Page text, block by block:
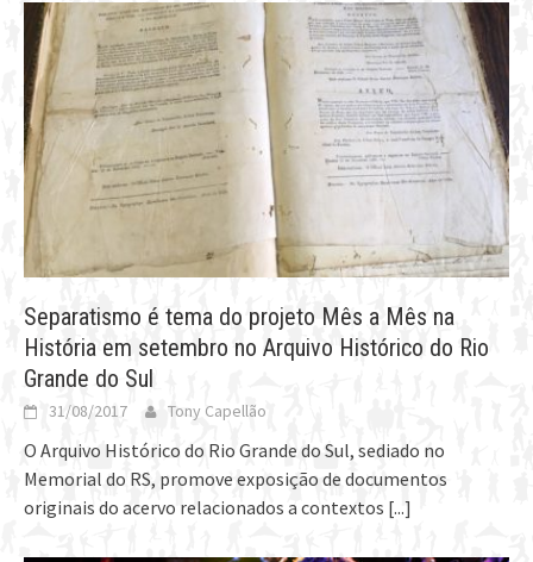
Separatismo é tema do projeto Mês a Mês na
História em setembro no Arquivo Histórico do Rio
Grande do Sul
31/08/2017 Tony Capellão
O Arquivo Histórico do Rio Grande do Sul, sediado no
Memorial do RS, promove exposição de documentos
originais do acervo relacionados a contextos [...]